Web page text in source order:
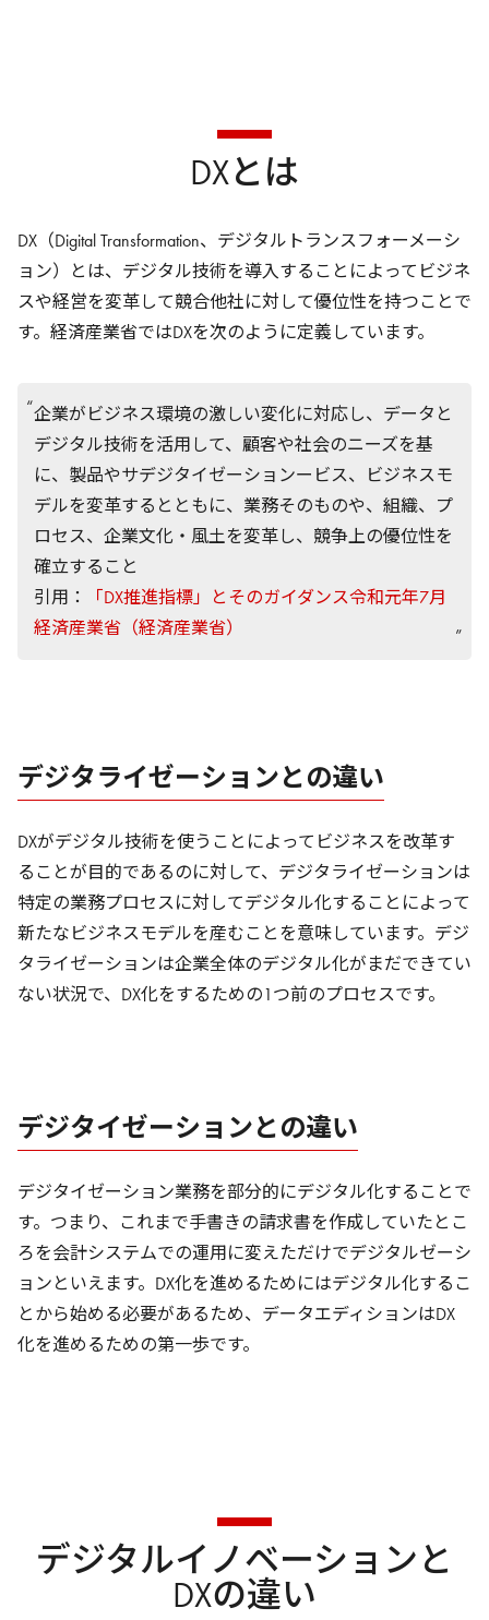
DXとは
DX（Digital Transformation、デジタルトランスフォーメーシ
ョン）とは、デジタル技術を導入することによってビジネ
スや経営を変革して競合他社に対して優位性を持つことで
す。経済産業省ではDXを次のように定義しています。
企業がビジネス環境の激しい変化に対応し、データと
デジタル技術を活用して、顧客や社会のニーズを基
に、製品やサデジタイゼーションービス、ビジネスモ
デルを変革するとともに、業務そのものや、組織、プ
ロセス、企業文化・風土を変革し、競争上の優位性を
確立すること
引用：
「DX推進指標」とそのガイダンス令和元年7月
経済産業省（経済産業省）
デジタライゼーションとの違い
DXがデジタル技術を使うことによってビジネスを改革す
ることが目的であるのに対して、デジタライゼーションは
特定の業務プロセスに対してデジタル化することによって
新たなビジネスモデルを産むことを意味しています。デジ
タライゼーションは企業全体のデジタル化がまだできてい
ない状況で、DX化をするための1つ前のプロセスです。
デジタイゼーションとの違い
デジタイゼーション業務を部分的にデジタル化することで
す。つまり、これまで手書きの請求書を作成していたとこ
ろを会計システムでの運用に変えただけでデジタルゼーシ
ョンといえます。DX化を進めるためにはデジタル化するこ
とから始める必要があるため、データエディションはDX
化を進めるための第一歩です。
デジタルイノベーションと
DXの違い